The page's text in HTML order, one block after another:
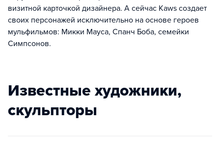
визитной карточкой дизайнера. А сейчас Kaws создает
своих персонажей исключительно на основе героев
мульфильмов: Микки Мауса, Спанч Боба, семейки
Симпсонов.
Известные художники,
скульпторы